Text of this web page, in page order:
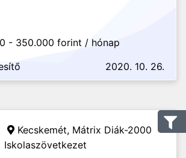
- 350.000 forint / hónap
2020. 10. 26.
Kecskemét, Mátrix Diák-2000
Iskolaszövetkezet